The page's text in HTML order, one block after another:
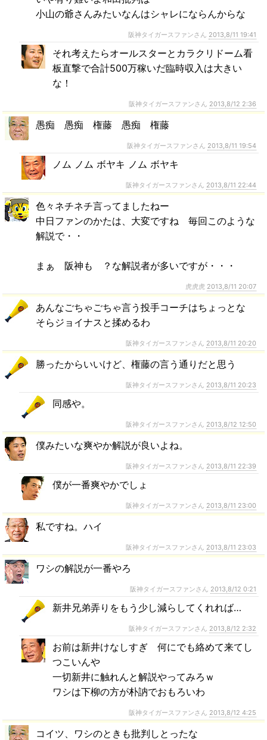
小山の爺さんみたいなんはシャレにならんからな
阪神タイガースファンさん 2013,8/11 19:41
それ考えたらオールスターとカラクリドーム看
板直撃で合計500万稼いだ臨時収入は大きい
な！
阪神タイガースファンさん 2013,8/12 2:36
愚痴 愚痴 権藤 愚痴 権藤
阪神タイガースファンさん 2013,8/11 19:54
ノム ノム ボヤキ ノム ボヤキ
阪神タイガースファンさん 2013,8/11 22:44
色々ネチネチ言ってましたねー
中日ファンのかたは、大変ですね 毎回このような
解説で・・
まぁ 阪神も ？な解説者が多いですが・・・
虎虎虎 2013,8/11 20:07
あんなごちゃごちゃ言う投手コーチはちょっとな
そらジョイナスと揉めるわ
阪神タイガースファンさん 2013,8/11 20:20
勝ったからいいけど、権藤の言う通りだと思う
阪神タイガースファンさん 2013,8/11 20:23
同感や。
阪神タイガースファンさん 2013,8/12 12:50
僕みたいな爽やか解説が良いよね。
阪神タイガースファンさん 2013,8/11 22:39
僕が一番爽やかでしょ
阪神タイガースファンさん 2013,8/11 23:00
私ですね。ハイ
阪神タイガースファンさん 2013,8/11 23:03
ワシの解説が一番やろ
阪神タイガースファンさん 2013,8/12 0:21
新井兄弟弄りをもう少し減らしてくれれば…
阪神タイガースファンさん 2013,8/12 2:32
お前は新井けなしすぎ 何にでも絡めて来てし
つこいんや
一切新井に触れんと解説やってみろｗ
ワシは下柳の方が朴訥でおもろいわ
阪神タイガースファンさん 2013,8/12 4:25
コイツ、ワシのときも批判しとったな